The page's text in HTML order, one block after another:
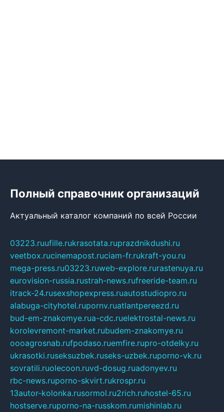
Полный справочник организаций
Актуальный каталог компаний по всей России
03223.ruufille.rukrasotata.ruprazdnikdushi.ru
veetbox.rucinemapost.ruciam-fr.rukraft-you.ru
mega-press.ru03223.ruweb-explore.rurastenuya.ru
eurovision-russia.rustrah-news.rufreeride-team.ru
itrack-24.rusexshopexpress.ruautostudiopro.ru
alabuga-cityhotel.rupornv.ruatlantpereezd.ru
bud-em-znakomye.rua-cdc.ruelektrostal-news.ru
korolevremont-market.rubudem-znakomye.ru
oooagrosnab.rufpodaso.ruemfire.rupro-otdelky.ru
ukrasotki.ruseksuzbek.ruseks-uzbek.ruporno-vk.ru
sovratili.ruolecoon.ruvd-dosug.ruadonyev.ru
rbc-news.ruporno-skvirt.rukrospr.ru
13autor-kolonka.rusormol.ru2rich.ruhostel-65.ru
hostserve.ruporno-na-russkom.rumishinlab.ru